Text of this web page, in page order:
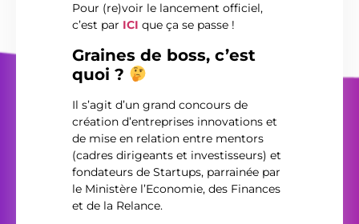
Pour (re)voir le lancement officiel,
c’est par ICI que ça se passe !
Graines de boss, c’est
quoi ?
Il s’agit d’un grand concours de
création d’entreprises innovations et
de mise en relation entre mentors
(cadres dirigeants et investisseurs) et
fondateurs de Startups, parrainée par
le Ministère l’Economie, des Finances
et de la Relance.